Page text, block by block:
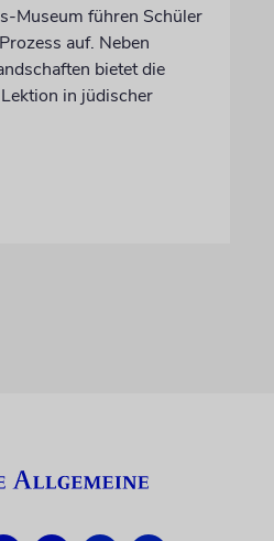
Museum führen Schüler
auf. Neben
bietet die
in jüdischer